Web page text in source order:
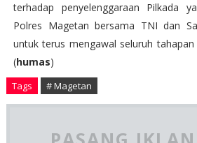
terhadap penyelenggaraan Pilkada
Polres Magetan bersama TNI dan
untuk terus mengawal seluruh tahapan
(humas)
Tags # Magetan